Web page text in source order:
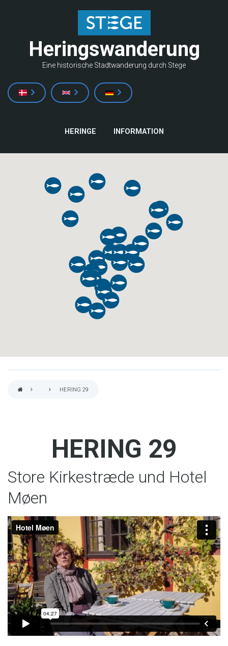
Heringswanderung
Eine historische Stadtwanderung durch Stege
HAUPTNAVIGATION
HERINGE INFORMATION
HERING 29
HERING 29
Store Kirkestræde und Hotel
Møen